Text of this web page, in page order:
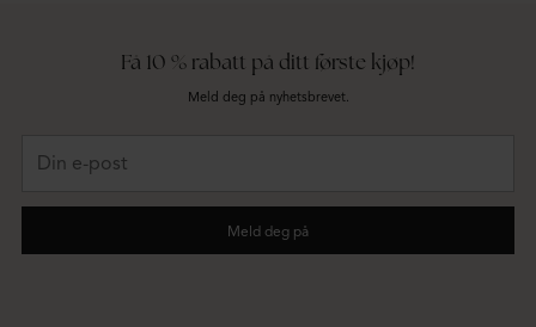
Få 10 % rabatt på ditt første kjøp!
Meld deg på nyhetsbrevet.
Meld deg på